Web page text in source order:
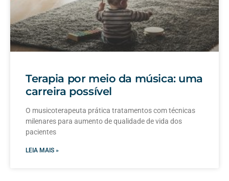
Terapia por meio da música: uma
carreira possível
O musicoterapeuta prática tratamentos com técnicas
milenares para aumento de qualidade de vida dos
pacientes
LEIA MAIS »